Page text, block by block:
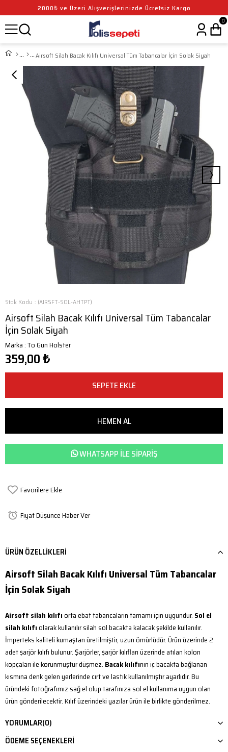
2000₺ ve Üzeri Alışverişlerinizde Ücretsiz Kargo
0
Airsoft Silah Bacak Kılıfı Universal Tüm Tabancalar İçin Solak Siyah
›
Stok Kodu (AIRSFT-SOL-AHTPT)
Airsoft Silah Bacak Kılıfı Universal Tüm Tabancalar
İçin Solak Siyah
Marka:To Gun Holster
359,00 ₺
WHATSAPP ILE SIPARIŞ
Favorilere Ekle
Fiyat Düşünce Haber Ver
ÜRÜN ÖZELLIKLERI
Airsoft Silah Bacak Kılıfı Universal Tüm Tabancalar
İçin Solak Siyah
Airsoft silah kılıfıorta ebat tabancaların tamamı için uygundur. Sol el
silah kılıfıolarak kullanılır silah sol bacakta kalacak şekilde kullanılır.
İmperteks kaliteli kumaştan üretilmiştir, uzun ömürlüdür. Ürün üzerinde 2
adet şarjör kılıfı bulunur. Şarjörler, şarjör kılıfları üzerinde atılan kolon
kopçaları ile korunmuştur düşmez. Bacak kılıfının iç bacakta bağlanan
kısmına denk gelen yerlerinde cırt ve lastık kullanılmıştır ayarlıdır. Bu
üründeki fotoğrafımız sağ el olup tarafınıza sol el kullanıma uygun olan
ürün gönderilecektir. Kılıf üzerindeki yazılar ürün ile birlikte gönderilmez.
YORUMLAR(0)
ÖDEME SEÇENEKLERI